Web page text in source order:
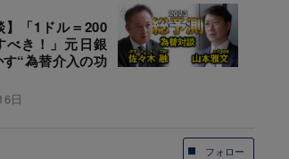
】「1ドル＝200
べき！」元日銀
“為替介入の功
日
フォロー